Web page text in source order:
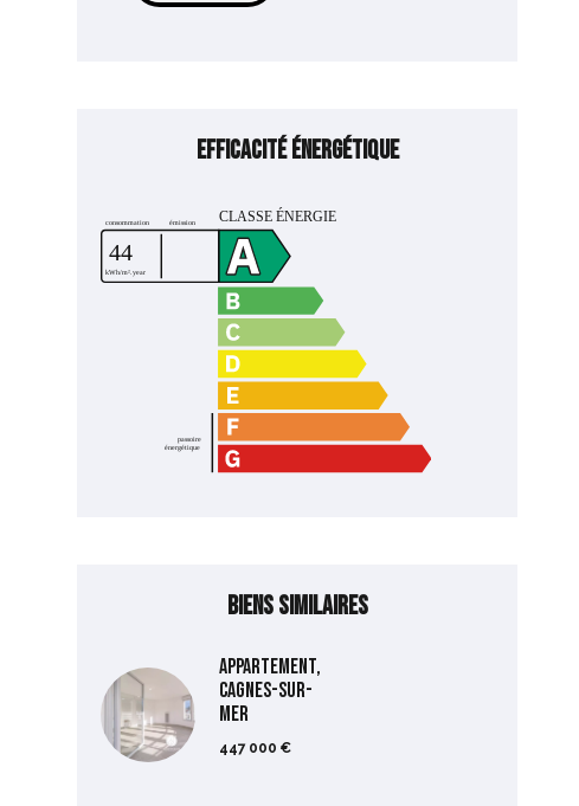
Efficacité énergétique
Biens similaires
Appartement,
Cagnes-sur-
Mer
447 000 €